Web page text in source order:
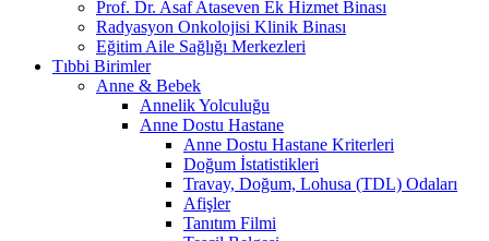
Prof. Dr. Asaf Ataseven Ek Hizmet Binası
Radyasyon Onkolojisi Klinik Binası
Eğitim Aile Sağlığı Merkezleri
Tıbbi Birimler
Anne & Bebek
Annelik Yolculuğu
Anne Dostu Hastane
Anne Dostu Hastane Kriterleri
Doğum İstatistikleri
Travay, Doğum, Lohusa (TDL) Odaları
Afişler
Tanıtım Filmi